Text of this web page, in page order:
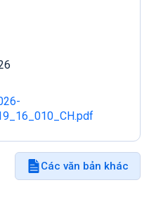
Các văn bản khác